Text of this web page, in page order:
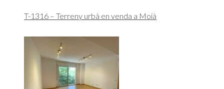
T-1316 – Terreny urbà en venda a Moià